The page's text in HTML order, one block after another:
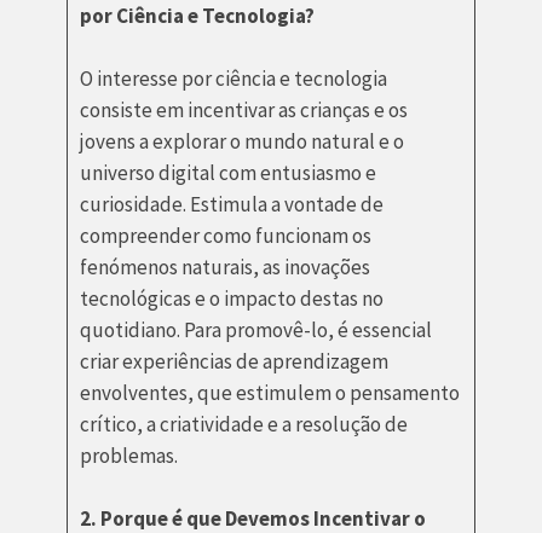
por Ciência e Tecnologia?
O interesse por ciência e tecnologia
consiste em incentivar as crianças e os
jovens a explorar o mundo natural e o
universo digital com entusiasmo e
curiosidade. Estimula a vontade de
compreender como funcionam os
fenómenos naturais, as inovações
tecnológicas e o impacto destas no
quotidiano. Para promovê-lo, é essencial
criar experiências de aprendizagem
envolventes, que estimulem o pensamento
crítico, a criatividade e a resolução de
problemas.
2. Porque é que Devemos Incentivar o